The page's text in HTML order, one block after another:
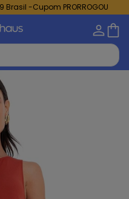
Brasil -Cupom PRORROGOU